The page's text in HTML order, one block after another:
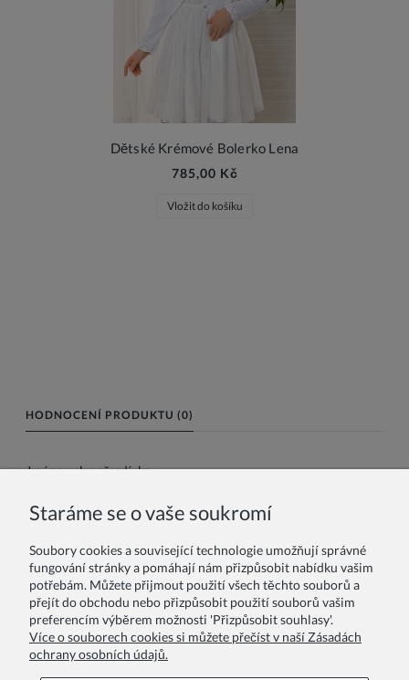
Dětské Krémové Bolerko Lena
785,00 Kč
Vložit do košíku
HODNOCENÍ PRODUKTU (0)
Jméno nebo přezdívka:
Staráme se o vaše soukromí
Soubory cookies a související technologie umožňují správné
fungování stránky a pomáhají nám přizpůsobit nabídku vašim
potřebám. Můžete přijmout použití všech těchto souborů a
přejít do obchodu nebo přizpůsobit použití souborů vašim
preferencím výběrem možnosti 'Přizpůsobit souhlasy'.
Více o souborech cookies si můžete přečíst v naší Zásadách
ochrany osobních údajů.